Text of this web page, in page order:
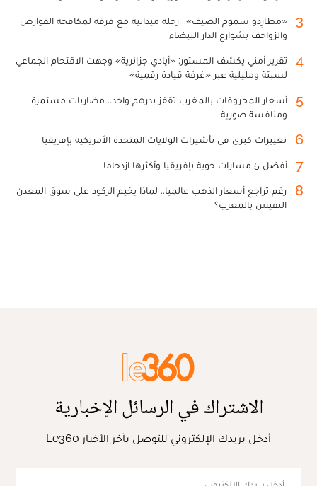
3
«مطارِدو سموم الصيف».. رحلة ميدانية مع فرقة لمكافحة القوارض
والزواحف بشوارع الدار البيضاء
4
تقرير أمني يكشف المستور: «أيادي جزائرية» وجهت الاقتحام الجماعي
لسبتة ومليلية عبر «غرفة قيادة رقمية»
5
أسعار المحروقات بالمغرب تقفز بدرهم واحد.. مضاربات مستمرة
ومنافسة صورية
6 تغييرات كبرى في تأشيرات الولايات المتحدة الأمريكية بإفريقيا
7 أفضل 5 مسارات جوية بإفريقيا وأكثرها ازدحاما
8
رغم تراجع أسعار الذهب عالميا.. لماذا يخيم الركود على سوق المعدن
النفيس بالمغرب؟
الاشتراك في الرسائل الإخبارية
أدخل بريدك الإلكتروني للتوصل بآخر الأخبار Le360